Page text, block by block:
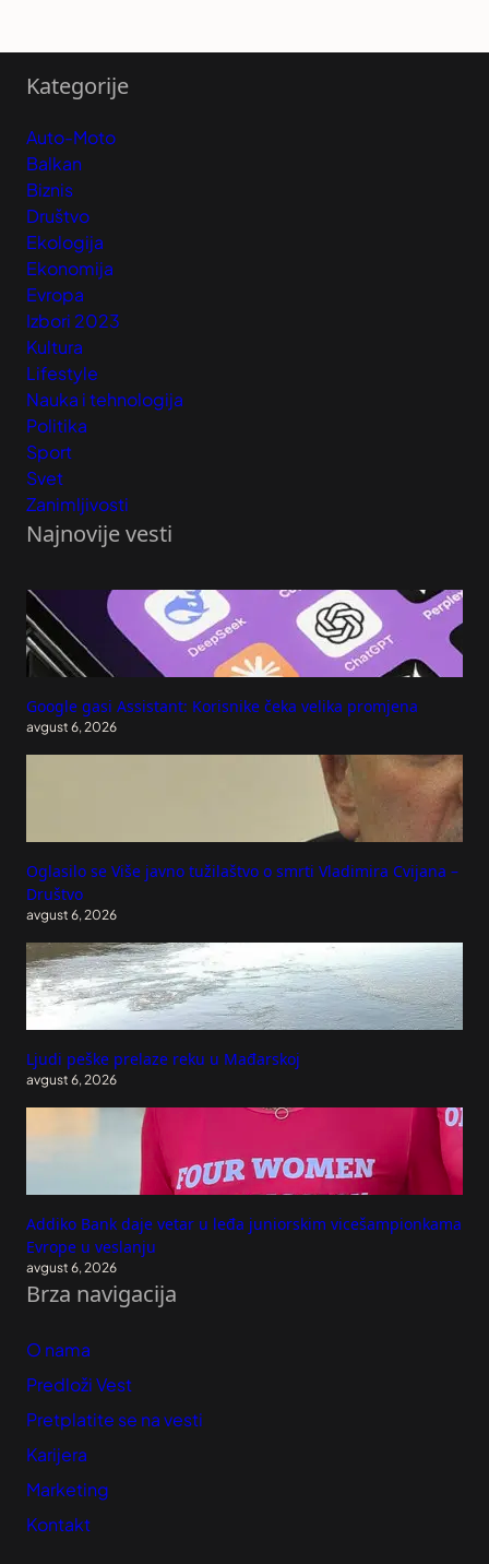
Kategorije
Auto-Moto
Balkan
Biznis
Društvo
Ekologija
Ekonomija
Evropa
Izbori 2023
Kultura
Lifestyle
Nauka i tehnologija
Politika
Sport
Svet
Zanimljivosti
Najnovije vesti
Google gasi Assistant: Korisnike čeka velika promjena
avgust 6, 2026
Oglasilo se Više javno tužilaštvo o smrti Vladimira Cvijana –
Društvo
avgust 6, 2026
Ljudi peške prelaze reku u Mađarskoj
avgust 6, 2026
Addiko Bank daje vetar u leđa juniorskim vicešampionkama
Evrope u veslanju
avgust 6, 2026
Brza navigacija
O nama
Predloži Vest
Pretplatite se na vesti
Karijera
Marketing
Kontakt